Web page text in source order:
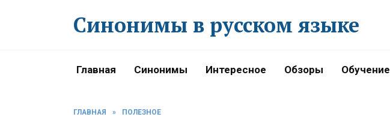
Синонимы в русском языке
Главная Синонимы Интересное Обзоры Обучение
ГЛАВНАЯ » ПОЛЕЗНОЕ